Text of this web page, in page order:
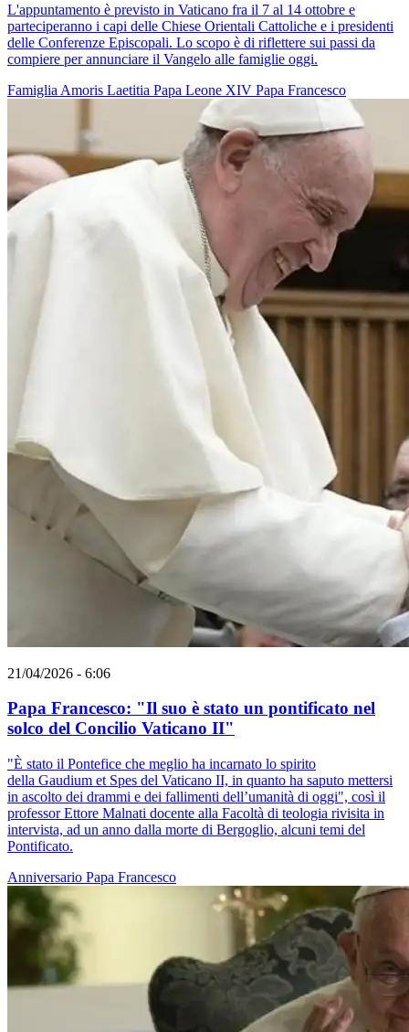
L'appuntamento è previsto in Vaticano fra il 7 al 14 ottobre e
parteciperanno i capi delle Chiese Orientali Cattoliche e i presidenti
delle Conferenze Episcopali. Lo scopo è di riflettere sui passi da
compiere per annunciare il Vangelo alle famiglie oggi.
Famiglia Amoris Laetitia Papa Leone XIV Papa Francesco
21/04/2026 - 6:06
Papa Francesco: "Il suo è stato un pontificato nel
solco del Concilio Vaticano II"
"È stato il Pontefice che meglio ha incarnato lo spirito
della Gaudium et Spes del Vaticano II, in quanto ha saputo mettersi
in ascolto dei drammi e dei fallimenti dell’umanità di oggi", così il
professor Ettore Malnati docente alla Facoltà di teologia rivisita in
intervista, ad un anno dalla morte di Bergoglio, alcuni temi del
Pontificato.
Anniversario Papa Francesco